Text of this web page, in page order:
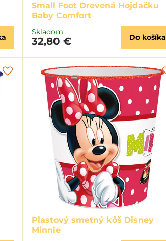
Small Foot Drevená Hojdačku
Baby Comfort
Skladom
32,80 € Do košíka
Plastový smetný kôš Disney
Minnie